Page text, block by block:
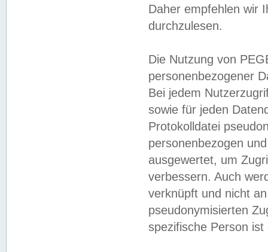
Daher empfehlen wir
durchzulesen.
Die Nutzung von
personenbezogener
Bei jedem
sowie für jeden
Protokolldatei
personenbezogen
ausgewertet, um
verbessern. Auch
verknüpft und nicht
pseudonymisierten
spezifische Person